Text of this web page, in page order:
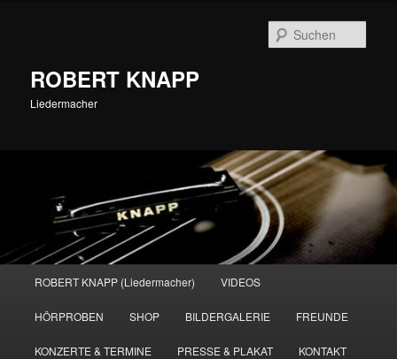
ROBERT KNAPP
Liedermacher
ROBERT KNAPP (Liedermacher) VIDEOS
HÖRPROBEN SHOP BILDERGALERIE FREUNDE
KONZERTE & TERMINE PRESSE & PLAKAT KONTAKT